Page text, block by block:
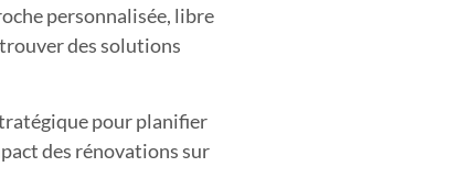
personnalisée, libre
des solutions
pour planifier
des rénovations sur